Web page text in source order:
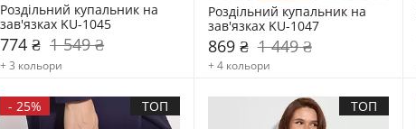
Роздільний купальник на
зав'язках KU-1045
774 ₴ 1 549 ₴
+ 3 кольори
Роздільний купальник на
зав'язках KU-1047
869 ₴ 1 449 ₴
+ 4 кольори
- 25% ТОП ТОП